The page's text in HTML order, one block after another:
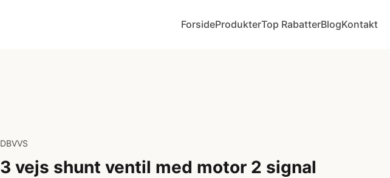
ForsideProdukterTop RabatterBlogKontakt
DBVVS
3 vejs shunt ventil med motor 2 signal